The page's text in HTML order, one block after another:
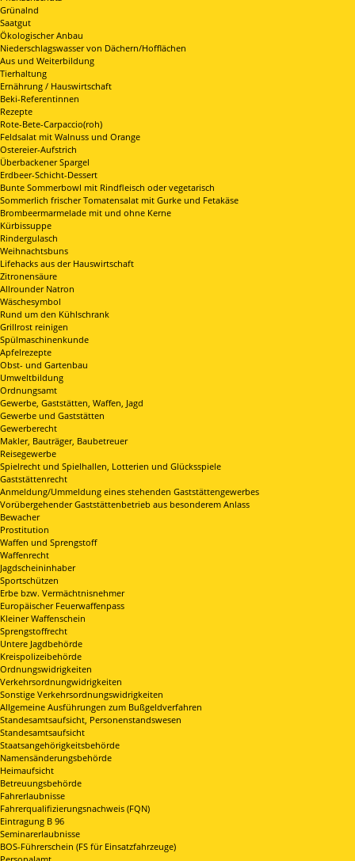
Grünalnd
Saatgut
Ökologischer Anbau
Niederschlagswasser von Dächern/Hofflächen
Aus und Weiterbildung
Tierhaltung
Ernährung / Hauswirtschaft
Beki-Referentinnen
Rezepte
Rote-Bete-Carpaccio(roh)
Feldsalat mit Walnuss und Orange
Ostereier-Aufstrich
Überbackener Spargel
Erdbeer-Schicht-Dessert
Bunte Sommerbowl mit Rindfleisch oder vegetarisch
Sommerlich frischer Tomatensalat mit Gurke und Fetakäse
Brombeermarmelade mit und ohne Kerne
Kürbissuppe
Rindergulasch
Weihnachtsbuns
Lifehacks aus der Hauswirtschaft
Zitronensäure
Allrounder Natron
Wäschesymbol
Rund um den Kühlschrank
Grillrost reinigen
Spülmaschinenkunde
Apfelrezepte
Obst- und Gartenbau
Umweltbildung
Ordnungsamt
Gewerbe, Gaststätten, Waffen, Jagd
Gewerbe und Gaststätten
Gewerberecht
Makler, Bauträger, Baubetreuer
Reisegewerbe
Spielrecht und Spielhallen, Lotterien und Glücksspiele
Gaststättenrecht
Anmeldung/Ummeldung eines stehenden Gaststättengewerbes
Vorübergehender Gaststättenbetrieb aus besonderem Anlass
Bewacher
Prostitution
Waffen und Sprengstoff
Waffenrecht
Jagdscheininhaber
Sportschützen
Erbe bzw. Vermächtnisnehmer
Europäischer Feuerwaffenpass
Kleiner Waffenschein
Sprengstoffrecht
Untere Jagdbehörde
Kreispolizeibehörde
Ordnungswidrigkeiten
Verkehrsordnungwidrigkeiten
Sonstige Verkehrsordnungswidrigkeiten
Allgemeine Ausführungen zum Bußgeldverfahren
Standesamtsaufsicht, Personenstandswesen
Standesamtsaufsicht
Staatsangehörigkeitsbehörde
Namensänderungsbehörde
Heimaufsicht
Betreuungsbehörde
Fahrerlaubnisse
Fahrerqualifizierungsnachweis (FQN)
Eintragung B 96
Seminarerlaubnisse
BOS-Führerschein (FS für Einsatzfahrzeuge)